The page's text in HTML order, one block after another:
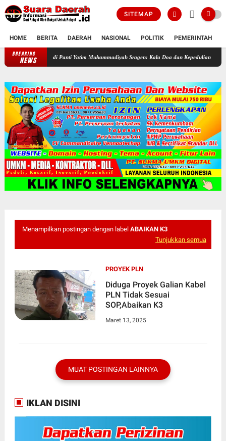
SITEMAP
HOME BERITA DAERAH NASIONAL POLITIK PEMERINTAH
BREAKING
NEWS
Sukacita di Panti Yatim Muhammadiyah Sragen: Kala Doa dan Kepedulian Mengalir di
Menampilkan postingan dengan label ABAIKAN K3
Tunjukkan semua
PROYEK PLN
Diduga Proyek Galian Kabel
PLN Tidak Sesuai
SOP,Abaikan K3
Maret 13, 2025
MUAT POSTINGAN LAINNYA
IKLAN DISINI